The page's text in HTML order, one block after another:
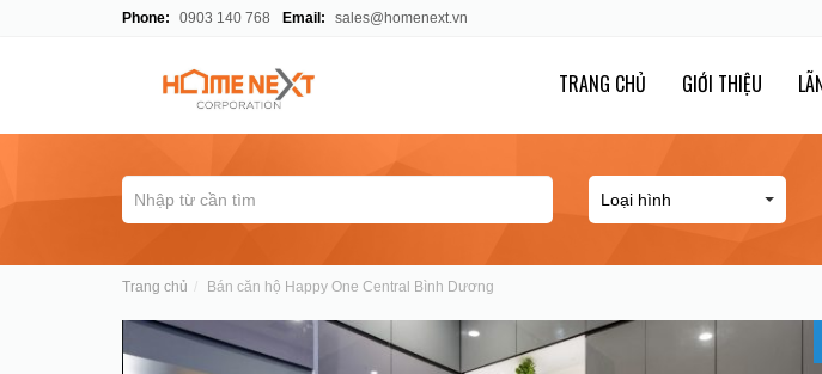
Phone: 0903 140 768 Email: sales@homenext.vn
TRANG CHỦ GIỚI THIỆU
Trang chủ Bán căn hộ Happy One Central Bình Dương